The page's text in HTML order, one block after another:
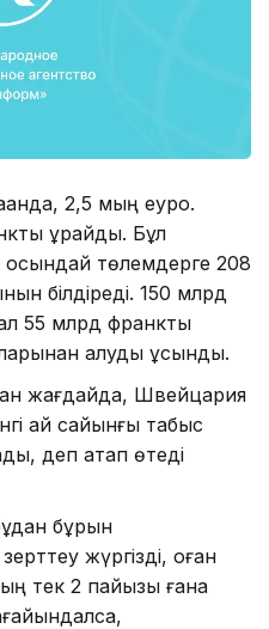
2,5 мың еуро.
құрайды. Бұл
төлемдерге 208
білдіреді. 150 млрд
55 млрд франкты
алуды ұсынды.
жағдайда, Швейцария
ай сайынғы табыс
деп атап өтеді
бұрын
жүргізді, оған
тек 2 пайызы ғана